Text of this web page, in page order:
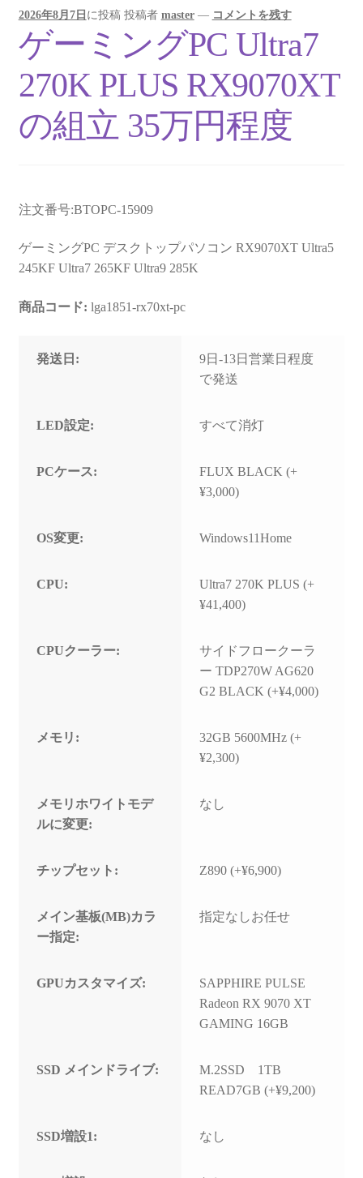
2026年8月7日 に投稿 投稿者 master — コメントを残す
ゲーミングPC Ultra7
270K PLUS RX9070XT
の組立 35万円程度
注文番号:BTOPC-15909
ゲーミングPC デスクトップパソコン RX9070XT Ultra5
245KF Ultra7 265KF Ultra9 285K
商品コード: lga1851-rx70xt-pc
発送日:
9日-13日営業日程度
で発送
LED設定: すべて消灯
PCケース:
FLUX BLACK (+
¥3,000)
OS変更: Windows11Home
CPU:
Ultra7 270K PLUS (+
¥41,400)
CPUクーラー:
サイドフロークーラ
ー TDP270W AG620
G2 BLACK (+¥4,000)
メモリ:
32GB 5600MHz (+
¥2,300)
メモリホワイトモデ
ルに変更:
なし
チップセット: Z890 (+¥6,900)
メイン基板(MB)カラ
ー指定:
指定なしお任せ
GPUカスタマイズ:
SAPPHIRE PULSE
Radeon RX 9070 XT
GAMING 16GB
SSD メインドライブ:
M.2SSD 1TB
READ7GB (+¥9,200)
SSD増設1: なし